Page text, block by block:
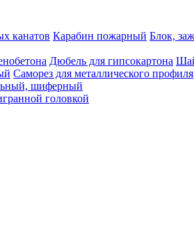
канатов Карабин пожарный Блок,
Дюбель для гипсокартона
Саморез для металлического профиля
шиферный
головкой